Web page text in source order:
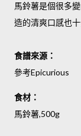
馬鈴薯是個很多
造的清爽口感也十
食譜來源：
參考Epicurious
食材：
馬鈴薯,500g